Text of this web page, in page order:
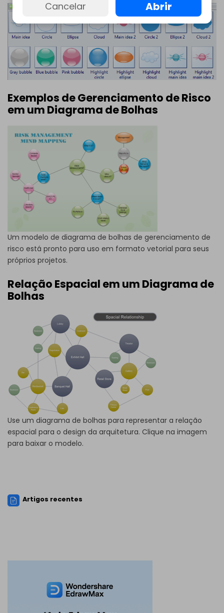
Exemplos de Gerenciamento de Risco
em um Diagrama de Bolhas
Um modelo de diagrama de bolhas de gerenciamento de
risco está pronto para uso em formato vetorial para seus
próprios projetos.
Relação Espacial em um Diagrama de
Bolhas
Use um diagrama de bolhas para representar a relação
espacial para o design da arquitetura. Clique na imagem
para baixar o modelo.
Artigos recentes
Cancelar Abrir